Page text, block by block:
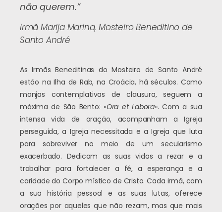
não querem.”
Irmã Marija Marina, Mosteiro Beneditino de
Santo André
As Irmãs Beneditinas do Mosteiro de Santo André
estão na Ilha de Rab, na Croácia, há séculos. Como
monjas contemplativas de clausura, seguem a
máxima de São Bento: «Ora et Labora». Com a sua
intensa vida de oração, acompanham a Igreja
perseguida, a Igreja necessitada e a Igreja que luta
para sobreviver no meio de um secularismo
exacerbado. Dedicam as suas vidas a rezar e a
trabalhar para fortalecer a fé, a esperança e a
caridade do Corpo místico de Cristo. Cada irmã, com
a sua história pessoal e as suas lutas, oferece
orações por aqueles que não rezam, mas que mais